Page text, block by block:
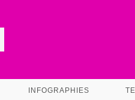
RECHERCHEINFOGRAPHIES